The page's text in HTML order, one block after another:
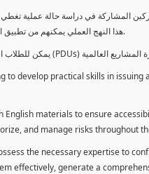
المشاركة في دراسة حالة عملية تغطي
هذا النهج العملي يمكنهم من تطبيق المفاهيم المكتسبة مباشرة على مشاريعهم الخاصة.
to develop practical skills in
materials to ensure
and manage risks throughout
the necessary expertise to
effectively, generate a